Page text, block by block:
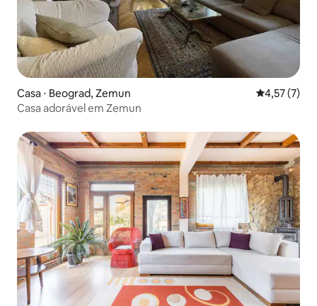
Casa ⋅ Beograd, Zemun 4,57 de
4,57 (7)
Casa adorável em Zemun